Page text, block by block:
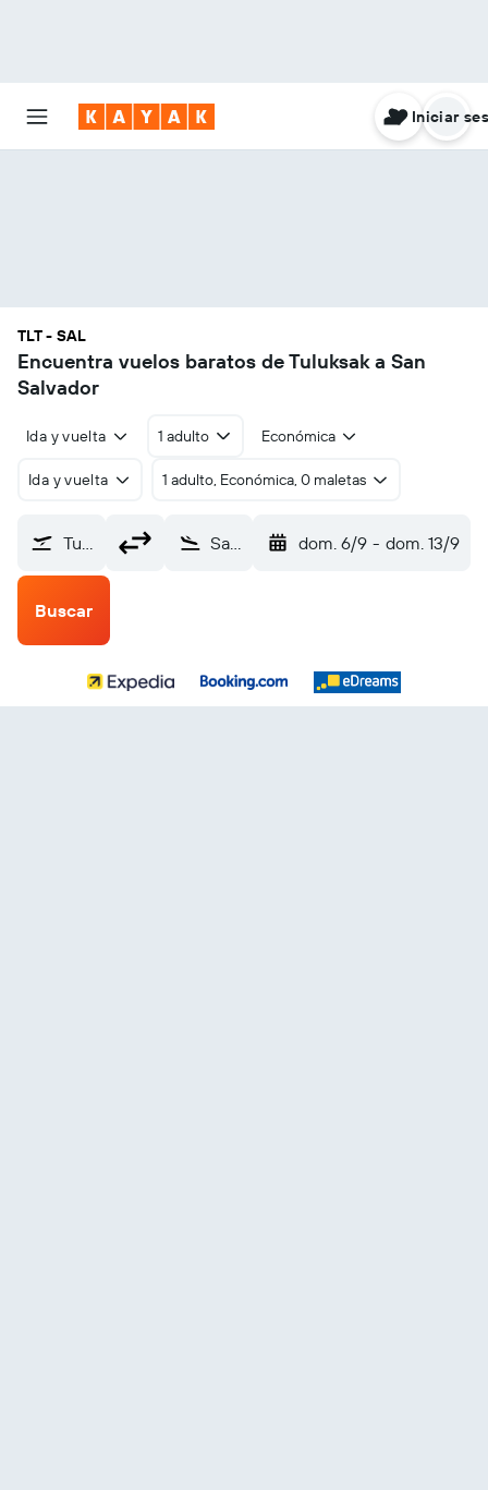
Iniciar
TLT - SAL
Encuentra vuelos baratos de Tuluksak a San
Salvador
Ida y vuelta 1 adulto Económica
Ida y vuelta 1 adulto, Económica, 0 maletas
Tuluksak (TLT) San Salvador Internacional de El Salvador (SAL) dom. 6/9 - dom. 13/9
Buscar